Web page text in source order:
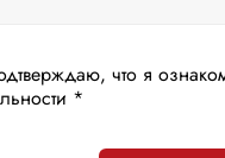
что я
*